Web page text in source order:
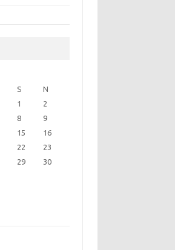
S
N
1
2
8
9
15
16
22
23
29
30